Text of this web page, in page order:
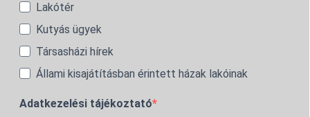
Lakótér
Kutyás ügyek
Társasházi hírek
Állami kisajátításban érintett házak lakóinak
Adatkezelési tájékoztató